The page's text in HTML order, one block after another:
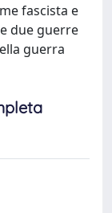
fascista e
due guerre
guerra